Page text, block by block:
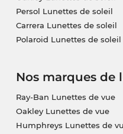
Persol Lunettes de soleil
Carrera Lunettes de soleil
Polaroid Lunettes de soleil
Nos marques de
Ray-Ban Lunettes de vue
Oakley Lunettes de vue
Humphreys Lunettes de